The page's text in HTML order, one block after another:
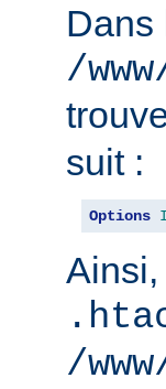
Dans
/
suit :
Options
/